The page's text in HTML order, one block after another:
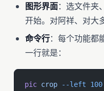
图形界面：选文件夹
开始。对阿祥、对大
命令行：每个功能都
一行就是：
pic crop --left 100